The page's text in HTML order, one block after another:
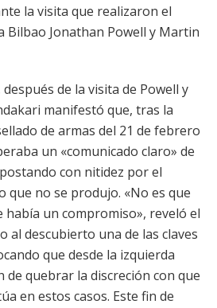
la visita que realizaron el
Bilbao Jonathan Powell y Martin
de la visita de Powell y
manifestó que, tras la
de armas del 21 de febrero
un «comunicado claro» de
con nitidez por el
que no se produjo. «No es que
había un compromiso», reveló el
al descubierto una de las claves
que desde la izquierda
de quebrar la discreción con que
en estos casos. Este fin de